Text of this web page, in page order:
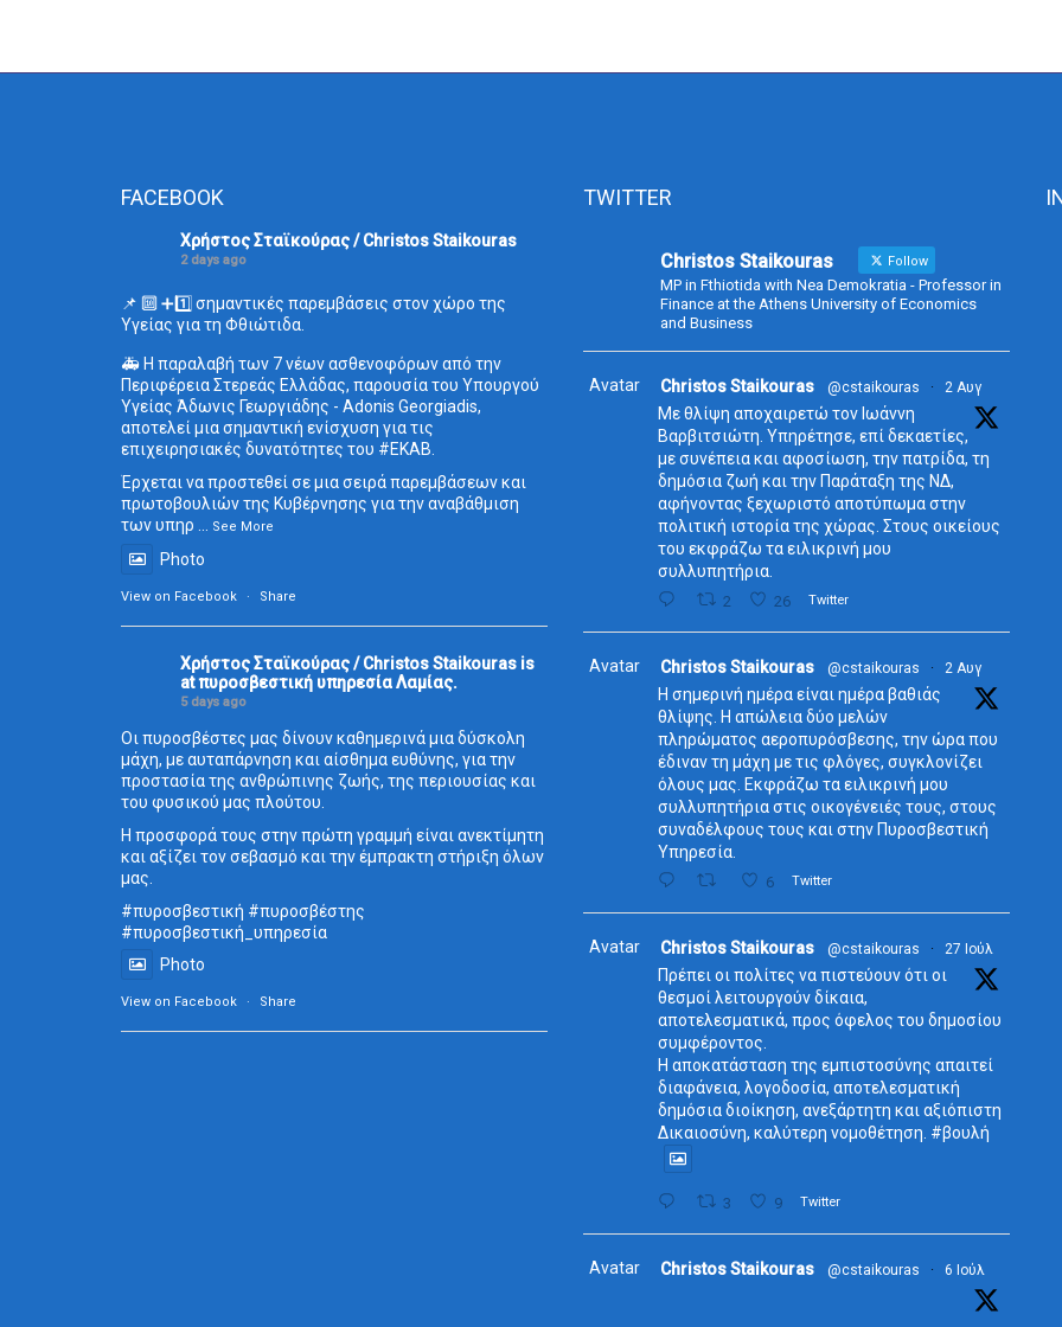
FACEBOOK
Χρήστος Σταϊκούρας / Christos Staikouras
2 days ago
📌 🔟 ➕1️⃣ σημαντικές παρεμβάσεις στον χώρο της
Υγείας για τη Φθιώτιδα.
🚑 Η παραλαβή των 7 νέων ασθενοφόρων από την
Περιφέρεια Στερεάς Ελλάδας, παρουσία του Υπουργού
Υγείας Άδωνις Γεωργιάδης - Adonis Georgiadis,
αποτελεί μια σημαντική ενίσχυση για τις
επιχειρησιακές δυνατότητες του #ΕΚΑΒ
Έρχεται να προστεθεί σε μια σειρά παρεμβάσεων και
πρωτοβουλιών της Κυβέρνησης για την αναβάθμιση
των υπηρ
See More
Photo
View on Facebook · Share
Χρήστος Σταϊκούρας / Christos Staikouras is
at πυροσβεστική υπηρεσία Λαμίας.
5 days ago
Οι πυροσβέστες μας δίνουν καθημερινά μια δύσκολη
μάχη, με αυταπάρνηση και αίσθημα ευθύνης, για την
προστασία της ανθρώπινης ζωής, της περιουσίας και
του φυσικού μας πλούτου.
Η προσφορά τους στην πρώτη γραμμή είναι ανεκτίμητη
και αξίζει τον σεβασμό και την έμπρακτη στήριξη όλων
μας.
#πυροσβεστική #πυροσβέστης
#πυροσβεστική_ υπηρεσία
Photo
View on Facebook · Share
TWITTER
Christos Staikouras Follow
MP in Fthiotida with Nea Demokratia - Professor in
Finance at the Athens University of Economics
and Business
Avatar Christos Staikouras @cstaikouras · 2 Αυγ
Με θλίψη αποχαιρετώ τον Ιωάννη
Βαρβιτσιώτη. Υπηρέτησε, επί δεκαετίες,
με συνέπεια και αφοσίωση, την πατρίδα, τη
δημόσια ζωή και την Παράταξη της ΝΔ,
αφήνοντας ξεχωριστό αποτύπωμα στην
πολιτική ιστορία της χώρας. Στους οικείους
του εκφράζω τα ειλικρινή μου
συλλυπητήρια.
2 26 Twitter
Avatar Christos Staikouras @cstaikouras · 2 Αυγ
Η σημερινή ημέρα είναι ημέρα βαθιάς
θλίψης. Η απώλεια δύο μελών
πληρώματος αεροπυρόσβεσης, την ώρα που
έδιναν τη μάχη με τις φλόγες, συγκλονίζει
όλους μας. Εκφράζω τα ειλικρινή μου
συλλυπητήρια στις οικογένειές τους, στους
συναδέλφους τους και στην Πυροσβεστική
Υπηρεσία.
6 Twitter
Avatar Christos Staikouras @cstaikouras · 27 Ιούλ
Πρέπει οι πολίτες να πιστεύουν ότι οι
θεσμοί λειτουργούν δίκαια,
αποτελεσματικά, προς όφελος του δημοσίου
συμφέροντος.
Η αποκατάσταση της εμπιστοσύνης απαιτεί
διαφάνεια, λογοδοσία, αποτελεσματική
δημόσια διοίκηση, ανεξάρτητη και αξιόπιστη
Δικαιοσύνη, καλύτερη νομοθέτηση. #βουλή
3 9 Twitter
Avatar Christos Staikouras @cstaikouras · 6 Ιούλ